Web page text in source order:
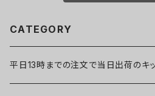
CATEGORY
平日13時までの注文で当日出荷のキ